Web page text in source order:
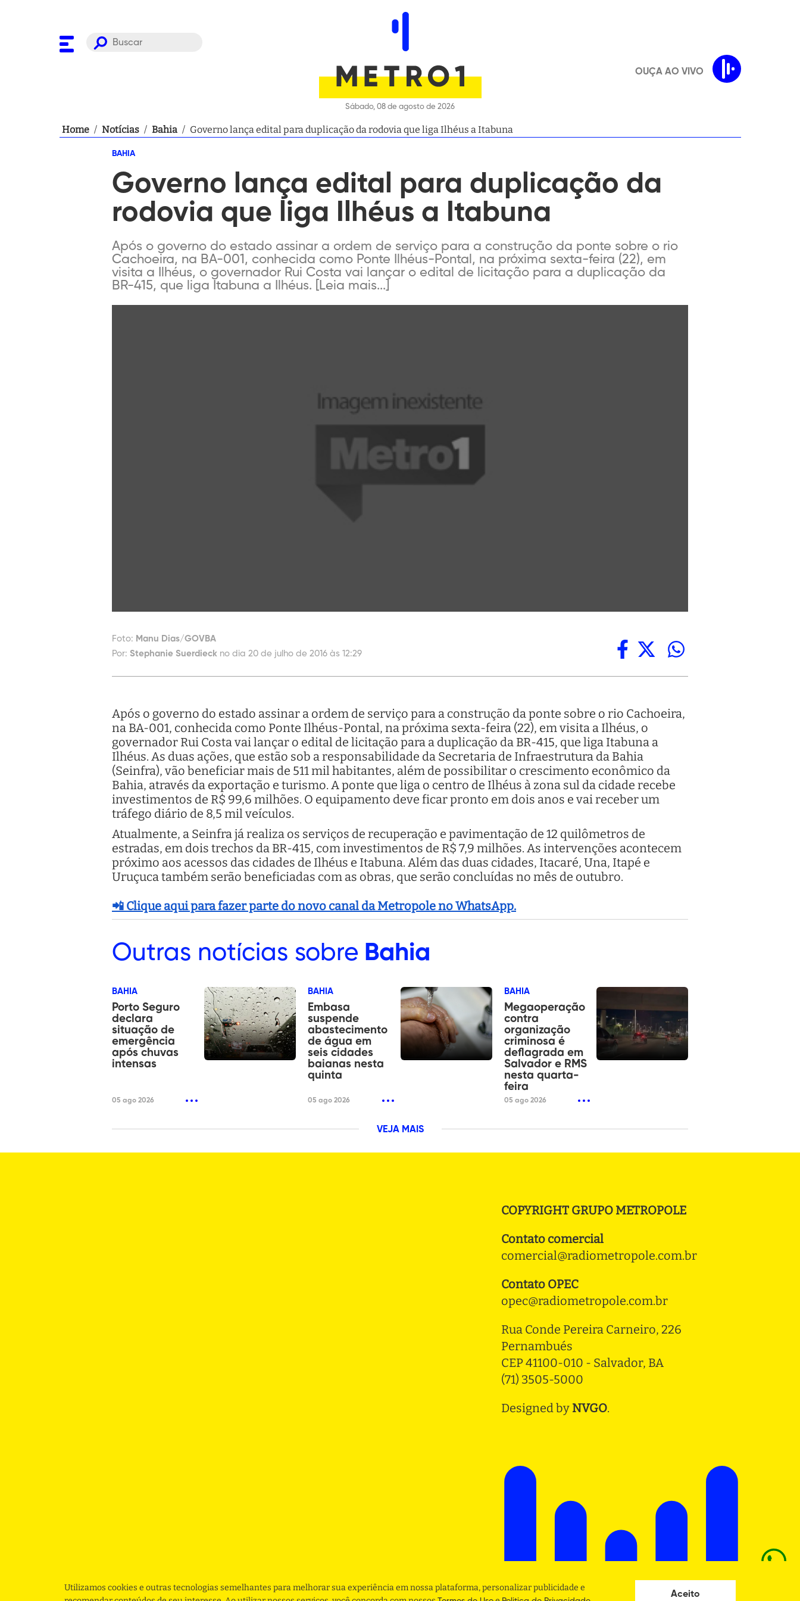
Sábado, 08 de agosto de 2026
OUÇA AO VIVO
Home / Notícias / Bahia / Governo lança edital para duplicação da rodovia que liga Ilhéus a Itabuna
BAHIA
Governo lança edital para duplicação da
rodovia que liga Ilhéus a Itabuna
Após o governo do estado assinar a ordem de serviço para a construção da ponte sobre o rio
Cachoeira, na BA-001, conhecida como Ponte Ilhéus-Pontal, na próxima sexta-feira (22), em
visita a Ilhéus, o governador Rui Costa vai lançar o edital de licitação para a duplicação da
BR-415, que liga Itabuna a Ilhéus. [Leia mais...]
Foto: Manu Dias/GOVBA
Por: Stephanie Suerdieck no dia 20 de julho de 2016 às 12:29
Após o governo do estado assinar a ordem de serviço para a construção da ponte sobre o rio Cachoeira,
na BA-001, conhecida como Ponte Ilhéus-Pontal, na próxima sexta-feira (22), em visita a Ilhéus, o
governador Rui Costa vai lançar o edital de licitação para a duplicação da BR-415, que liga Itabuna a
Ilhéus. As duas ações, que estão sob a responsabilidade da Secretaria de Infraestrutura da Bahia
(Seinfra), vão beneficiar mais de 511 mil habitantes, além de possibilitar o crescimento econômico da
Bahia, através da exportação e turismo. A ponte que liga o centro de Ilhéus à zona sul da cidade recebe
investimentos de R$ 99,6 milhões. O equipamento deve ficar pronto em dois anos e vai receber um
tráfego diário de 8,5 mil veículos.
Atualmente, a Seinfra já realiza os serviços de recuperação e pavimentação de 12 quilômetros de
estradas, em dois trechos da BR-415, com investimentos de R$ 7,9 milhões. As intervenções acontecem
próximo aos acessos das cidades de Ilhéus e Itabuna. Além das duas cidades, Itacaré, Una, Itapé e
Uruçuca também serão beneficiadas com as obras, que serão concluídas no mês de outubro.
📲 Clique aqui para fazer parte do novo canal da Metropole no WhatsApp.
Outras notícias sobre Bahia
BAHIA
Porto Seguro
declara
situação de
emergência
após chuvas
intensas
05 ago 2026
BAHIA
Embasa
suspende
abastecimento
de água em
seis cidades
baianas nesta
quinta
05 ago 2026
BAHIA
Megaoperação
contra
organização
criminosa é
deflagrada em
Salvador e RMS
nesta quarta-
feira
05 ago 2026
VEJA MAIS
COPYRIGHT GRUPO METROPOLE
Contato comercial
comercial@radiometropole.com.br
Contato OPEC
opec@radiometropole.com.br
Rua Conde Pereira Carneiro, 226
Pernambués
CEP 41100-010 - Salvador, BA
(71) 3505-5000
Designed by NVGO.
Utilizamos cookies e outras tecnologias semelhantes para melhorar sua experiência em nossa plataforma, personalizar publicidade e
Aceito